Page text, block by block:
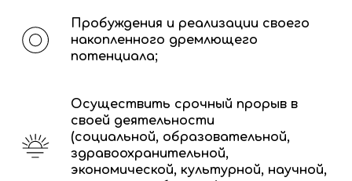
Пробуждения и реализации своего
накопленного дремлющего
потенциала;
Осуществить срочный прорыв в
своей деятельности
(социальной, образовательной,
здравоохранительной,
экономической, культурной, научной,